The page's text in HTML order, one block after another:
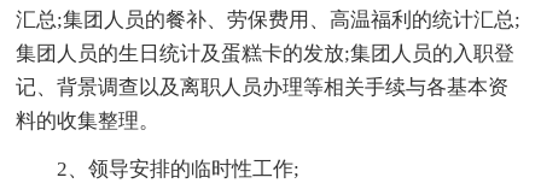
汇总;集团人员的餐补、劳保费用、高温福利的统计汇总;
集团人员的生日统计及蛋糕卡的发放;集团人员的入职登
记、背景调查以及离职人员办理等相关手续与各基本资
料的收集整理。
2、领导安排的临时性工作;